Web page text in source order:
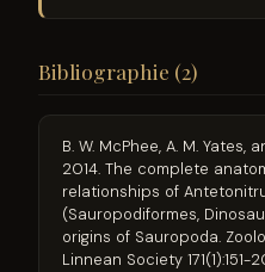
Bibliographie (2)
B. W. McPhee, A. M. Yates,
2014. The complete
relationships of
(Sauropodiformes,
origins of Sauropoda.
Linnean Society 171(1):151-